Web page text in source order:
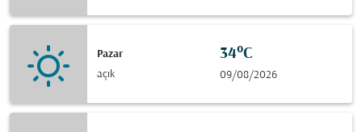
Pazar
açık
34°C
09/08/2026